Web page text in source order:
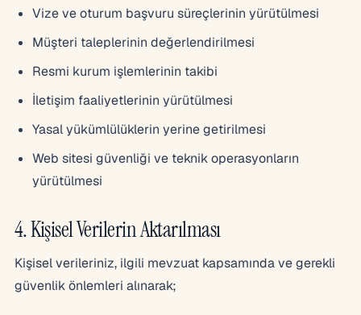
Vize ve oturum başvuru süreçlerinin yürütülmesi
Müşteri taleplerinin değerlendirilmesi
Resmi kurum işlemlerinin takibi
İletişim faaliyetlerinin yürütülmesi
Yasal yükümlülüklerin yerine getirilmesi
Web sitesi güvenliği ve teknik operasyonların
yürütülmesi
4. Kişisel Verilerin Aktarılması
Kişisel verileriniz, ilgili mevzuat kapsamında ve gerekli
güvenlik önlemleri alınarak;